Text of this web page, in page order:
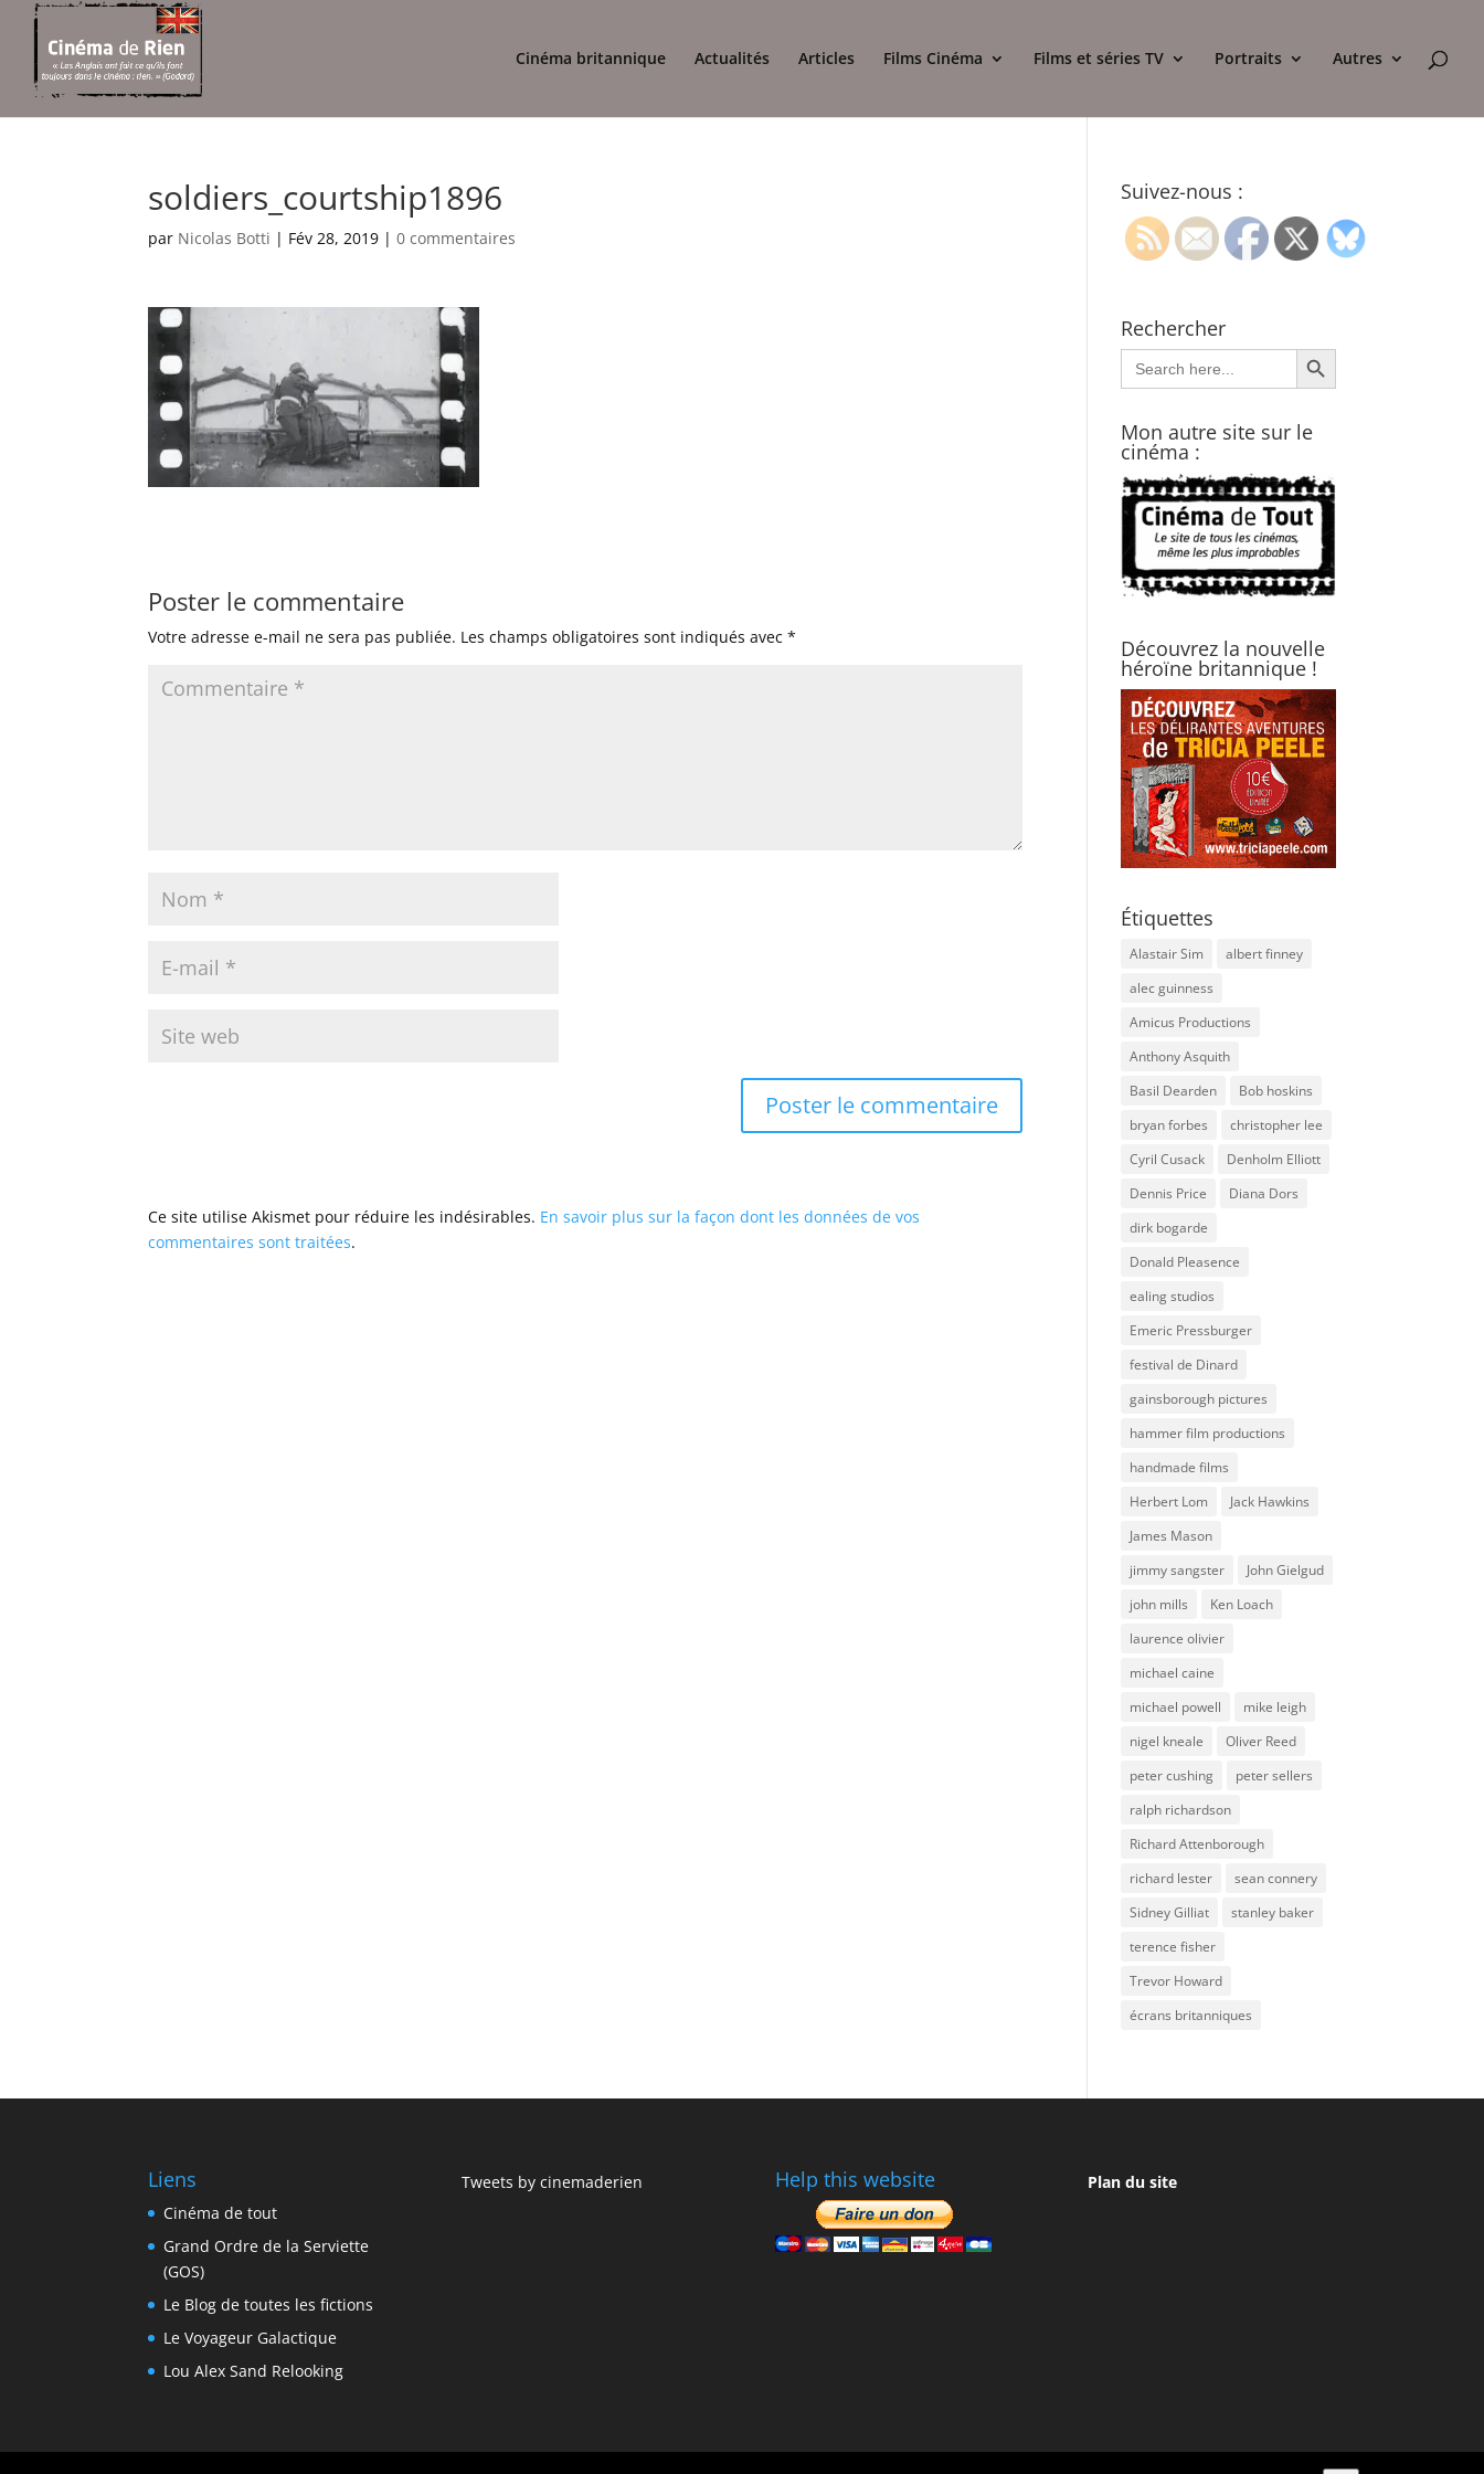
Cinéma britannique Actualités Articles Films Cinéma Films et séries TV Portraits Autres
soldiers_courtship1896
par Nicolas Botti | Fév 28, 2019 |0 commentaires
Poster le commentaire
Votre adresse e-mail ne sera pas publiée. Les champs obligatoires sont indiqués avec*
Ce site utilise Akismet pour réduire les indésirables. En savoir plus sur la façon dont les données de vos
commentaires sont traitées.
Suivez-nous :
Rechercher
Search
for:
Search Button
Mon autre site sur le
cinéma :
Découvrez la nouvelle
héroïne britannique !
Étiquettes
Alastair Sim
albert finney
alec guinness
Amicus Productions
Anthony Asquith
Basil Dearden
Bob hoskins
bryan forbes
christopher lee
Cyril Cusack
Denholm Elliott
Dennis Price
Diana Dors
dirk bogarde
Donald Pleasence
ealing studios
Emeric Pressburger
festival de Dinard
gainsborough pictures
hammer film productions
handmade films
Herbert Lom
Jack Hawkins
James Mason
jimmy sangster
John Gielgud
john mills
Ken Loach
laurence olivier
michael caine
michael powell
mike leigh
nigel kneale
Oliver Reed
peter cushing
peter sellers
ralph richardson
Richard Attenborough
richard lester
sean connery
Sidney Gilliat
stanley baker
terence fisher
Trevor Howard
écrans britanniques
Liens
Cinéma de tout
Grand Ordre de la Serviette
(GOS)
Le Blog de toutes les fictions
Le Voyageur Galactique
Lou Alex Sand Relooking
Tweets by cinemaderien Help this website Plan du site